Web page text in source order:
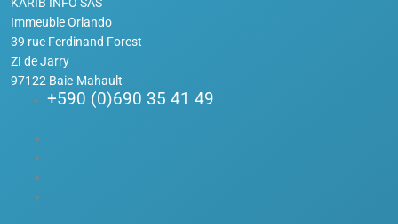
Immeuble Orlando
39 rue Ferdinand Forest
ZI de Jarry
97122 Baie-Mahault
+590 (0)690 35 41 49